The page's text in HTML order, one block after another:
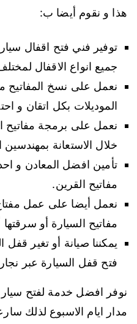
هذا و نقوم أيضا ب:
توفير فني فتح اقفال
جميع انواع الاقفال
نعمل على نسخ المفاتيح
الموديلات بكل اتقان و
نعمل على برمجة مفاتيح
خلال الاستعانة
تأمين افضل المعادن و
مفاتيح القرين.
نعمل أيضا على عمل
مفاتيح السيارة أو سرقتها
يمكننا صيانة أو تغير قفل
فتح قفل السيارة عبر
نوفر افضل خدمة لفتح
مدار ايام الاسبوع لذلك